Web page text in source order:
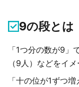
問1
練習問題
9の段とは
「1つ分の数が9」
（9人）などをイ
「十の位が1ずつ